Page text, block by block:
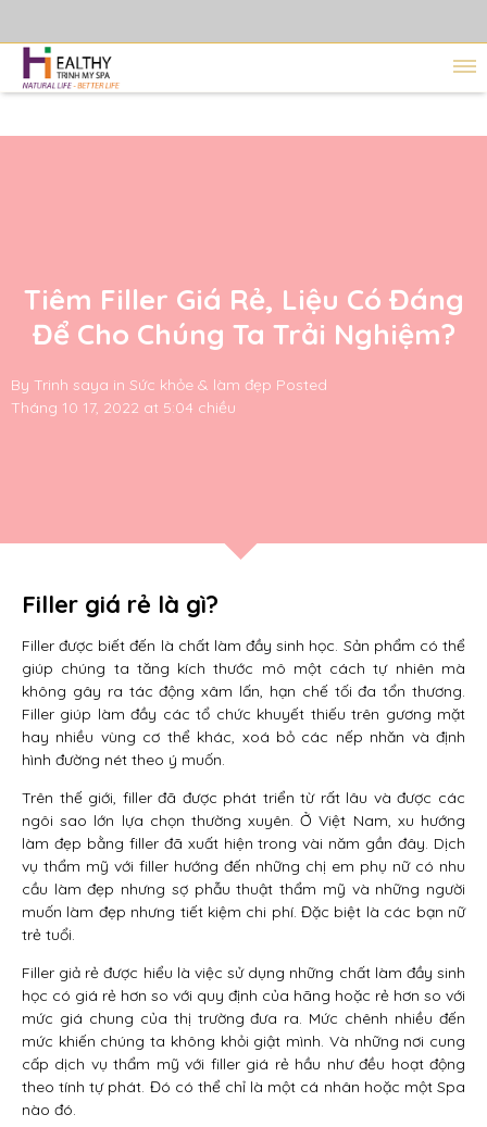
Tiêm Filler Giá Rẻ, Liệu Có Đáng
Để Cho Chúng Ta Trải Nghiệm?
By Trinh saya in Sức khỏe & làm đẹp Posted
Tháng 10 17, 2022 at 5:04 chiều
Filler giá rẻ là gì?
Filler được biết đến là chất làm đầy sinh học. Sản phẩm có thể
giúp chúng ta tăng kích thước mô một cách tự nhiên mà
không gây ra tác động xâm lấn, hạn chế tối đa tổn thương.
Filler giúp làm đầy các tổ chức khuyết thiếu trên gương mặt
hay nhiều vùng cơ thể khác, xoá bỏ các nếp nhăn và định
hình đường nét theo ý muốn.
Trên thế giới, filler đã được phát triển từ rất lâu và được các
ngôi sao lớn lựa chọn thường xuyên. Ở Việt Nam, xu hướng
làm đẹp bằng filler đã xuất hiện trong vài năm gần đây. Dịch
vụ thẩm mỹ với filler hướng đến những chị em phụ nữ có nhu
cầu làm đẹp nhưng sợ phẫu thuật thẩm mỹ và những người
muốn làm đẹp nhưng tiết kiệm chi phí. Đặc biệt là các bạn nữ
trẻ tuổi.
Filler giả rẻ được hiểu là việc sử dụng những chất làm đầy sinh
học có giá rẻ hơn so với quy định của hãng hoặc rẻ hơn so với
mức giá chung của thị trường đưa ra. Mức chênh nhiều đến
mức khiến chúng ta không khỏi giật mình. Và những nơi cung
cấp dịch vụ thẩm mỹ với filler giá rẻ hầu như đều hoạt động
theo tính tự phát. Đó có thể chỉ là một cá nhân hoặc một Spa
nào đó.